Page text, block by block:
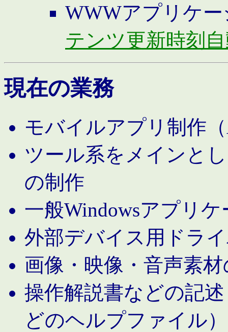
WWWアプリケ
テンツ更新時刻
現在の業務
モバイルアプリ制作
ツール系をメインと
の制作
一般Windowsアプリ
外部デバイス用ドラ
画像・映像・音声素
操作解説書などの記
どのヘルプファイル）